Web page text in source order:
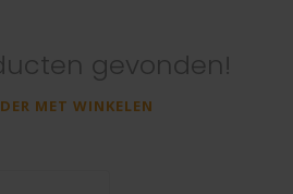
gevonden!
MET WINKELEN